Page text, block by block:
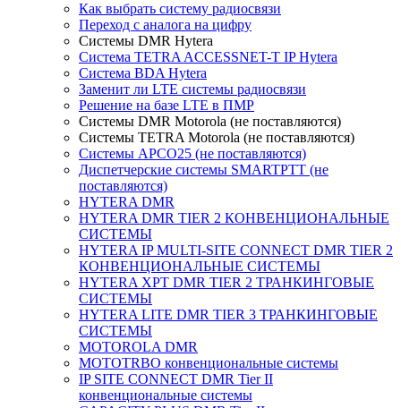
Как выбрать систему радиосвязи
Переход с аналога на цифру
Системы DMR Hytera
Система TETRA ACCESSNET-T IP Hytera
Система BDA Hytera
Заменит ли LTE системы радиосвязи
Решение на базе LTE в ПМР
Системы DMR Motorola (не поставляются)
Системы TETRA Motorola (не поставляются)
Системы APCO25 (не поставляются)
Диспетчерские системы SMARTPTT (не
поставляются)
HYTERA DMR
HYTERA DMR TIER 2 КОНВЕНЦИОНАЛЬНЫЕ
СИСТЕМЫ
HYTERA IP MULTI-SITE CONNECT DMR TIER 2
КОНВЕНЦИОНАЛЬНЫЕ СИСТЕМЫ
HYTERA XPT DMR TIER 2 ТРАНКИНГОВЫЕ
СИСТЕМЫ
HYTERA LITE DMR TIER 3 ТРАНКИНГОВЫЕ
СИСТЕМЫ
MOTOROLA DMR
MOTOTRBO конвенциональные системы
IP SITE CONNECT DMR Tier II
конвенциональные системы